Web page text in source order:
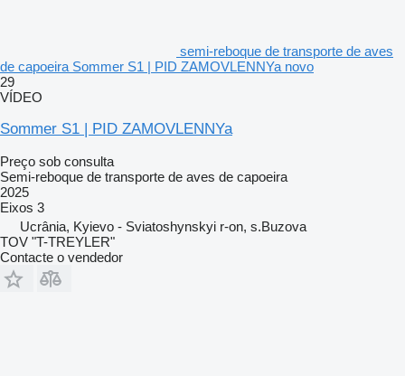
semi-reboque de transporte de aves
de capoeira Sommer S1 | PID ZAMOVLENNYa novo
29
VÍDEO
Sommer S1 | PID ZAMOVLENNYa
Preço sob consulta
Semi-reboque de transporte de aves de capoeira
2025
Eixos 3
Ucrânia, Kyievo - Sviatoshynskyi r-on, s.Buzova
TOV "T-TREYLER"
Contacte o vendedor